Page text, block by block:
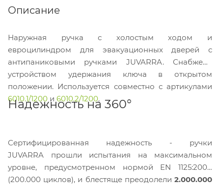
Описание
Наружная ручка с холостым ходом и
евроцилиндром для эвакуационных дверей с
антипаниковыми ручками JUVARRA. Снабжена
устройством удержания ключа в открытом
положении. Используется совместно с артикулами
6010.1/1200 и 6010.2/1200.
Надежность на 360°
Сертифицированная надежность - ручки
JUVARRA прошли испытания на максимальном
уровне, предусмотренном нормой EN 1125:2008
(200.000 циклов), и блестяще преодолели 2.000.000